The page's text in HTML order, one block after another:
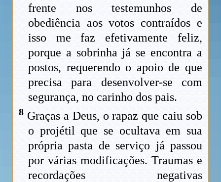
frente nos testemunhos de
obediência aos votos contraídos e
isso me faz efetivamente feliz,
porque a sobrinha já se encontra a
postos, requerendo o apoio de que
precisa para desenvolver-se com
segurança, no carinho dos pais.
8 Graças a Deus, o rapaz que caiu sob
o projétil que se ocultava em sua
própria pasta de serviço já passou
por várias modificações. Traumas e
recordações negativas